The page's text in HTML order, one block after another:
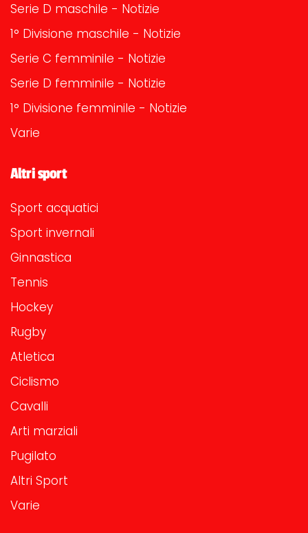
Serie D maschile - Notizie
1° Divisione maschile - Notizie
Serie C femminile - Notizie
Serie D femminile - Notizie
1° Divisione femminile - Notizie
Varie
Altri sport
Sport acquatici
Sport invernali
Ginnastica
Tennis
Hockey
Rugby
Atletica
Ciclismo
Cavalli
Arti marziali
Pugilato
Altri Sport
Varie